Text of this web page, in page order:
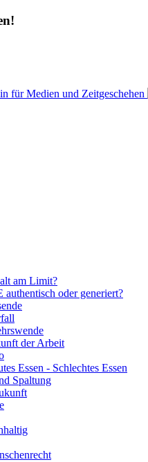
am Limit?
oder generiert?
der Arbeit
Essen - Schlechtes Essen
Spaltung